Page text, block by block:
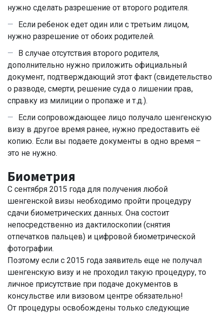
нужно сделать разрешение от второго родителя.
Если ребенок едет один или с третьим лицом,
нужно разрешение от обоих родителей.
В случае отсутствия второго родителя,
дополнительно нужно приложить официальный
документ, подтверждающий этот факт (свидетельство
о разводе, смерти, решение суда о лишении прав,
справку из милиции о пропаже и т.д.).
Если сопровождающее лицо получало шенгенскую
визу в другое время ранее, нужно предоставить её
копию. Если вы подаете документы в одно время –
это не нужно.
Биометрия
С сентября 2015 года для получения любой
шенгенской визы необходимо пройти процедуру
сдачи биометрических данных. Она состоит
непосредственно из дактилоскопии (снятия
отпечатков пальцев) и цифровой биометрической
фотографии.
Поэтому если с 2015 года заявитель еще не получал
шенгенскую визу и не проходил такую процедуру, то
личное присутствие при подаче документов в
консульстве или визовом центре обязательно!
От процедуры освобождены только следующие